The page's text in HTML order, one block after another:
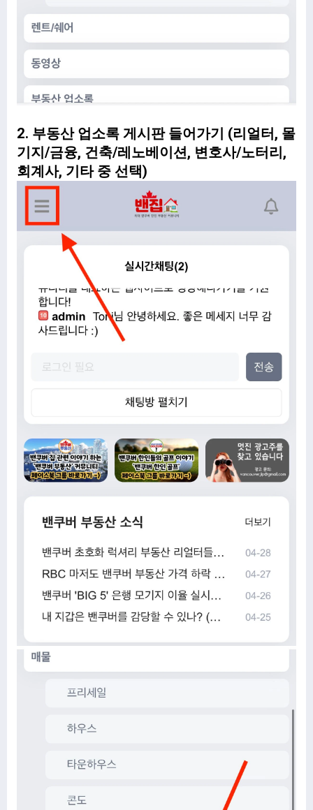
2. 부동산 업소록 게시판 들어가기 (리얼터, 몰
기지/금융, 건축/레노베이션, 변호사/노터리,
회계사, 기타 중 선택)